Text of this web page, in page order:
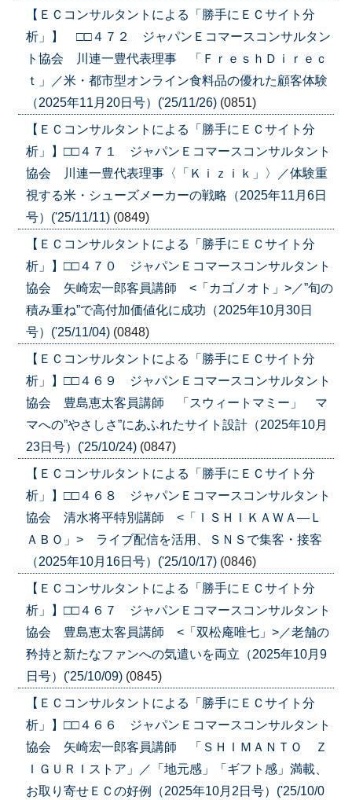
【ＥＣコンサルタントによる「勝手にＥＣサイト分
析」】 □□４７２ ジャパンＥコマースコンサルタン
ト協会 川連一豊代表理事 「ＦｒｅｓｈＤｉｒｅｃ
ｔ」／米・都市型オンライン食料品の優れた顧客体験
（2025年11月20日号）('25/11/26) (0851)
【ＥＣコンサルタントによる「勝手にＥＣサイト分
析」】□□４７１ ジャパンＥコマースコンサルタント
協会 川連一豊代表理事〈「Ｋｉｚｉｋ」〉／体験重
視する米・シューズメーカーの戦略（2025年11月6日
号）('25/11/11) (0849)
【ＥＣコンサルタントによる「勝手にＥＣサイト分
析」】□□４７０ ジャパンＥコマースコンサルタント
協会 矢崎宏一郎客員講師 <「カゴノオト」>／”旬の
積み重ね”で高付加価値化に成功（2025年10月30日
号）('25/11/04) (0848)
【ＥＣコンサルタントによる「勝手にＥＣサイト分
析」】□□４６９ ジャパンＥコマースコンサルタント
協会 豊島恵太客員講師 「スウィートマミー」 マ
マへの”やさしさ”にあふれたサイト設計（2025年10月
23日号）('25/10/24) (0847)
【ＥＣコンサルタントによる「勝手にＥＣサイト分
析」】□□４６８ ジャパンＥコマースコンサルタント
協会 清水将平特別講師 <「ＩＳＨＩＫＡＷＡ―Ｌ
ＡＢＯ」> ライブ配信を活用、ＳＮＳで集客・接客
（2025年10月16日号）('25/10/17) (0846)
【ＥＣコンサルタントによる「勝手にＥＣサイト分
析」】□□４６７ ジャパンＥコマースコンサルタント
協会 豊島恵太客員講師 <「双松庵唯七」>／老舗の
矜持と新たなファンへの気遣いを両立（2025年10月9
日号）('25/10/09) (0845)
【ＥＣコンサルタントによる「勝手にＥＣサイト分
析」】□□４６６ ジャパンＥコマースコンサルタント
協会 矢崎宏一郎客員講師 「ＳＨＩＭＡＮＴＯ Ｚ
ＩＧＵＲＩストア」／「地元感」「ギフト感」満載、
お取り寄せＥＣの好例（2025年10月2日号）('25/10/0